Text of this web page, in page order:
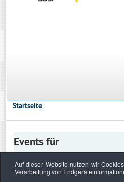
Startseite
Events für
Auf dieser Website nutzen wir
Verarbeitung von